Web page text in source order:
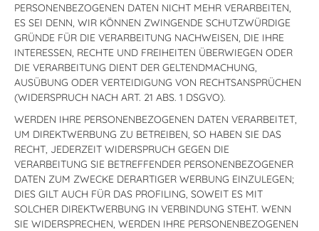
PERSONENBEZOGENEN DATEN NICHT MEHR VERARBEITEN,
ES SEI DENN, WIR KÖNNEN ZWINGENDE SCHUTZWÜRDIGE
GRÜNDE FÜR DIE VERARBEITUNG NACHWEISEN, DIE IHRE
INTERESSEN, RECHTE UND FREIHEITEN ÜBERWIEGEN ODER
DIE VERARBEITUNG DIENT DER GELTENDMACHUNG,
AUSÜBUNG ODER VERTEIDIGUNG VON RECHTSANSPRÜCHEN
(WIDERSPRUCH NACH ART. 21 ABS. 1 DSGVO).
WERDEN IHRE PERSONENBEZOGENEN DATEN VERARBEITET,
UM DIREKTWERBUNG ZU BETREIBEN, SO HABEN SIE DAS
RECHT, JEDERZEIT WIDERSPRUCH GEGEN DIE
VERARBEITUNG SIE BETREFFENDER PERSONENBEZOGENER
DATEN ZUM ZWECKE DERARTIGER WERBUNG EINZULEGEN;
DIES GILT AUCH FÜR DAS PROFILING, SOWEIT ES MIT
SOLCHER DIREKTWERBUNG IN VERBINDUNG STEHT. WENN
SIE WIDERSPRECHEN, WERDEN IHRE PERSONENBEZOGENEN